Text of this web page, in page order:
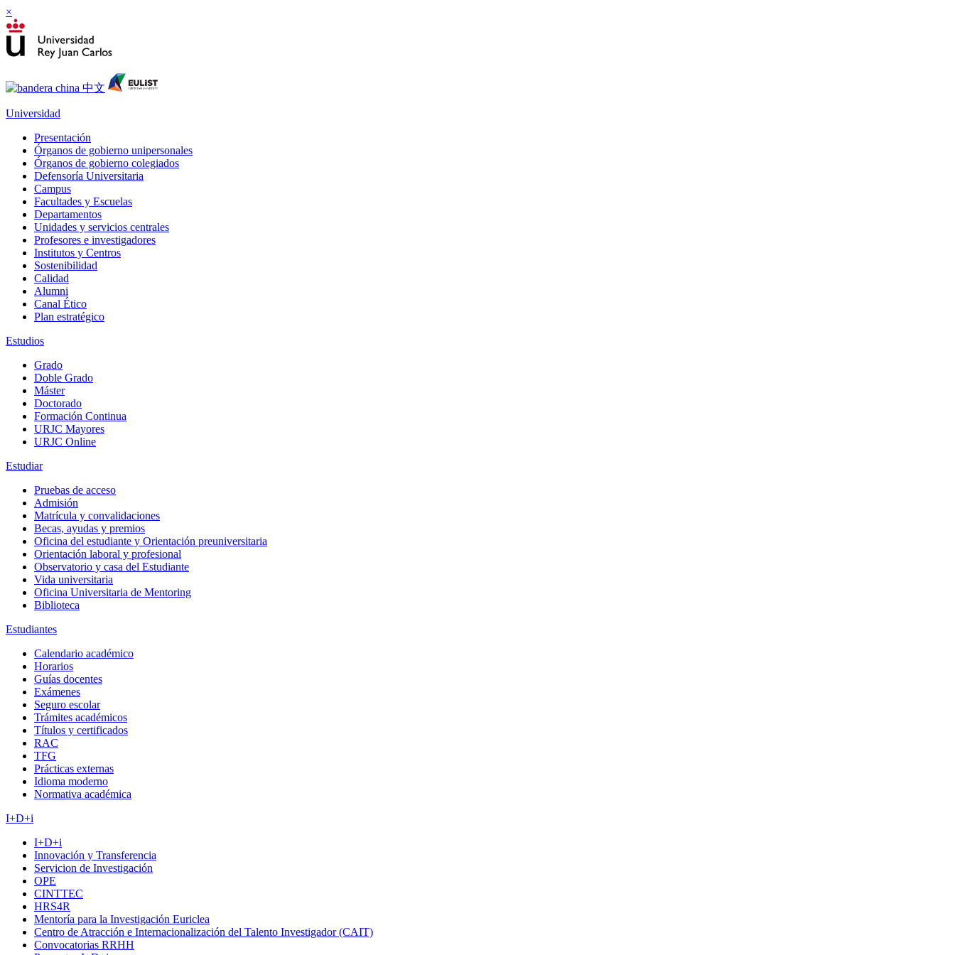
×
Universidad
Presentación
Órganos de gobierno unipersonales
Órganos de gobierno colegiados
Defensoría Universitaria
Campus
Facultades y Escuelas
Departamentos
Unidades y servicios centrales
Profesores e investigadores
Institutos y Centros
Sostenibilidad
Calidad
Alumni
Canal Ético
Plan estratégico
Estudios
Grado
Doble Grado
Máster
Doctorado
Formación Continua
URJC Mayores
URJC Online
Estudiar
Pruebas de acceso
Admisión
Matrícula y convalidaciones
Becas, ayudas y premios
Oficina del estudiante y Orientación preuniversitaria
Orientación laboral y profesional
Observatorio y casa del Estudiante
Vida universitaria
Oficina Universitaria de Mentoring
Biblioteca
Estudiantes
Calendario académico
Horarios
Guías docentes
Exámenes
Seguro escolar
Trámites académicos
Títulos y certificados
RAC
TFG
Prácticas externas
Idioma moderno
Normativa académica
I+D+i
I+D+i
Innovación y Transferencia
Servicion de Investigación
OPE
CINTTEC
HRS4R
Mentoría para la Investigación Euriclea
Centro de Atracción e Internacionalización del Talento Investigador (CAIT)
Convocatorias RRHH